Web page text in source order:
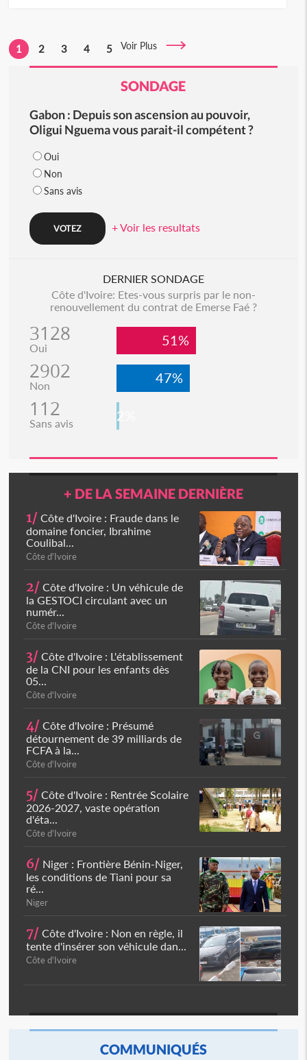
1 2 3 4 5 Voir Plus
SONDAGE
Gabon : Depuis son ascension au pouvoir,
Oligui Nguema vous parait-il compétent ?
Oui
Non
Sans avis
+ Voir les resultats
DERNIER SONDAGE
Côte d'Ivoire: Etes-vous surpris par le non-
renouvellement du contrat de Emerse Faé ?
3128
Oui 51%
2902
Non 47%
112
Sans avis 2%
+ DE LA SEMAINE DERNIÈRE
1/ Côte d'Ivoire : Fraude dans le
domaine foncier, Ibrahime
Coulibal...
Côte d'Ivoire
2/ Côte d'Ivoire : Un véhicule de
la GESTOCI circulant avec un
numér...
Côte d'Ivoire
3/ Côte d'Ivoire : L'établissement
de la CNI pour les enfants dès
05...
Côte d'Ivoire
4/ Côte d'Ivoire : Présumé
détournement de 39 milliards de
FCFA à la...
Côte d'Ivoire
5/ Côte d'Ivoire : Rentrée Scolaire
2026-2027, vaste opération
d'éta...
Côte d'Ivoire
6/ Niger : Frontière Bénin-Niger,
les conditions de Tiani pour sa
ré...
Niger
7/ Côte d'Ivoire : Non en règle, il
tente d'insérer son véhicule dan...
Côte d'Ivoire
COMMUNIQUÉS